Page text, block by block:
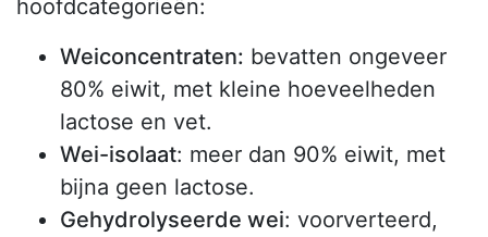
hoofdcategorieën:
Weiconcentraten: bevatten ongeveer
80% eiwit, met kleine hoeveelheden
lactose en vet.
Wei-isolaat: meer dan 90% eiwit, met
bijna geen lactose.
Gehydrolyseerde wei: voorverteerd,